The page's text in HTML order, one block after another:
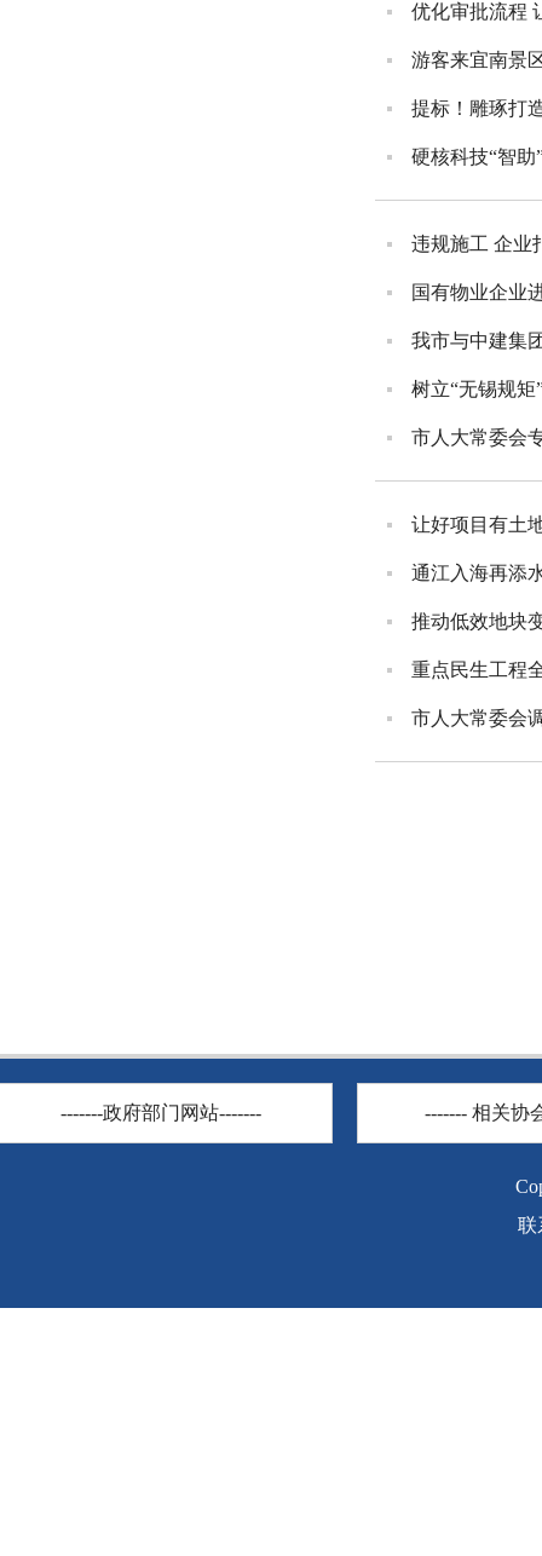
优化审批流程
游客来宜南景
提标！雕琢打
硬核科技“智助
违规施工 企业
国有物业企业
我市与中建集
树立“无锡规
市人大常委会
让好项目有土
通江入海再添
推动低效地块
重点民生工程
市人大常委会
-------政府部门网站------- ------- 相关协
联